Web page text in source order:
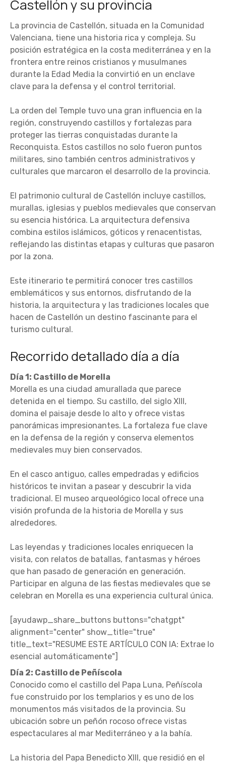
Castellón y su provincia
La provincia de Castellón, situada en la Comunidad
Valenciana, tiene una historia rica y compleja. Su
posición estratégica en la costa mediterránea y en la
frontera entre reinos cristianos y musulmanes
durante la Edad Media la convirtió en un enclave
clave para la defensa y el control territorial.
La orden del Temple tuvo una gran influencia en la
región, construyendo castillos y fortalezas para
proteger las tierras conquistadas durante la
Reconquista. Estos castillos no solo fueron puntos
militares, sino también centros administrativos y
culturales que marcaron el desarrollo de la provincia.
El patrimonio cultural de Castellón incluye castillos,
murallas, iglesias y pueblos medievales que conservan
su esencia histórica. La arquitectura defensiva
combina estilos islámicos, góticos y renacentistas,
reflejando las distintas etapas y culturas que pasaron
por la zona.
Este itinerario te permitirá conocer tres castillos
emblemáticos y sus entornos, disfrutando de la
historia, la arquitectura y las tradiciones locales que
hacen de Castellón un destino fascinante para el
turismo cultural.
Recorrido detallado día a día
Día 1: Castillo de Morella
Morella es una ciudad amurallada que parece
detenida en el tiempo. Su castillo, del siglo XIII,
domina el paisaje desde lo alto y ofrece vistas
panorámicas impresionantes. La fortaleza fue clave
en la defensa de la región y conserva elementos
medievales muy bien conservados.
En el casco antiguo, calles empedradas y edificios
históricos te invitan a pasear y descubrir la vida
tradicional. El museo arqueológico local ofrece una
visión profunda de la historia de Morella y sus
alrededores.
Las leyendas y tradiciones locales enriquecen la
visita, con relatos de batallas, fantasmas y héroes
que han pasado de generación en generación.
Participar en alguna de las fiestas medievales que se
celebran en Morella es una experiencia cultural única.
[ayudawp_share_buttons buttons="chatgpt"
alignment="center" show_title="true"
title_text="RESUME ESTE ARTÍCULO CON IA: Extrae lo
esencial automáticamente"]
Día 2: Castillo de Peñíscola
Conocido como el castillo del Papa Luna, Peñíscola
fue construido por los templarios y es uno de los
monumentos más visitados de la provincia. Su
ubicación sobre un peñón rocoso ofrece vistas
espectaculares al mar Mediterráneo y a la bahía.
La historia del Papa Benedicto XIII, que residió en el